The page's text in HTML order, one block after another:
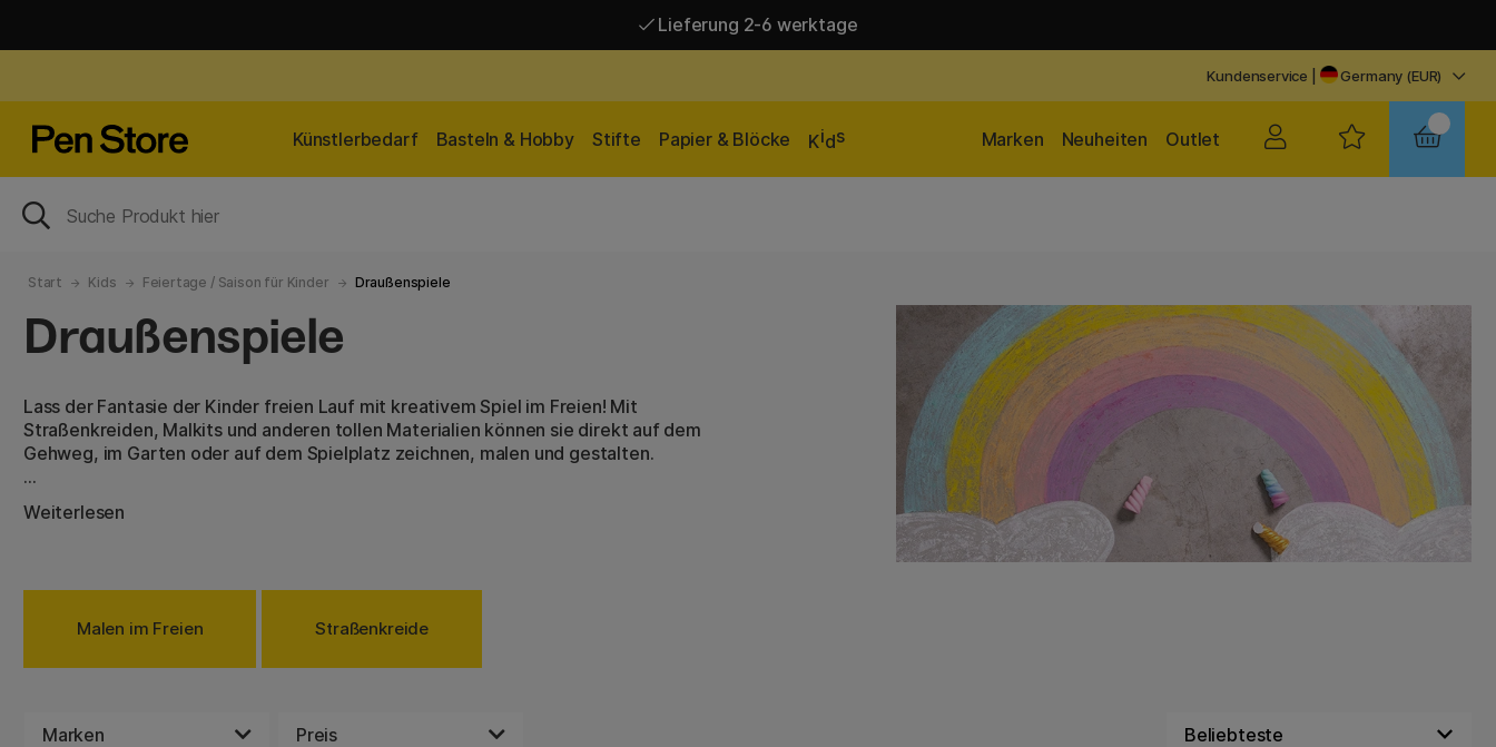
Lieferung 2-6 werktage
Kundenservice Germany (EUR)
Künstlerbedarf Basteln & Hobby Stifte Papier & Blöcke Kids Outlet
Neuheiten
Marken
Start Kids Feiertage / Saison für Kinder Draußenspiele
Draußenspiele
Lass der Fantasie der Kinder freien Lauf mit kreativem Spiel im Freien! Mit
Straßenkreiden, Malkits und anderen tollen Materialien können sie direkt auf dem
Gehweg, im Garten oder auf dem Spielplatz zeichnen, malen und gestalten.
Perfekt für sonnige Tage und aktive Momente, in denen Kunst und Bewegung
zusammenkommen.
es lieben, draußen zu gestalten!
Weiterlesen
Malen im Freien Straßenkreide
Marken Preis